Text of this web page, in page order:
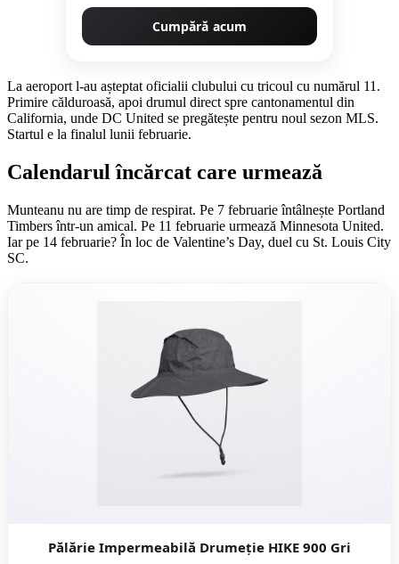
Cumpără acum
La aeroport l-au așteptat oficialii clubului cu tricoul cu numărul 11.
Primire călduroasă, apoi drumul direct spre cantonamentul din
California, unde DC United se pregătește pentru noul sezon MLS.
Startul e la finalul lunii februarie.
Calendarul încărcat care urmează
Munteanu nu are timp de respirat. Pe 7 februarie întâlnește Portland
Timbers într-un amical. Pe 11 februarie urmează Minnesota United.
Iar pe 14 februarie? În loc de Valentine’s Day, duel cu St. Louis City
SC.
Pălărie Impermeabilă Drumeție HIKE 900 Gri